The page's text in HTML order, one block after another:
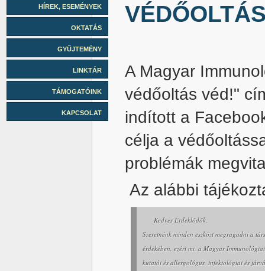
HÍREK, ESEMÉNYEK
OKTATÁS
GYŰJTEMÉNY
LINKTÁR
TÁMOGATÓINK
KAPCSOLAT
A Magyar
védőoltás véd!"
indított a
célja a
problémák
Az alábbi
Kedves Érdeklődők,
Szeretnénk minden eszközt megragadni a
érdekében, ezért mi, a Magyar
kutatói és allergológus, infektológiai és